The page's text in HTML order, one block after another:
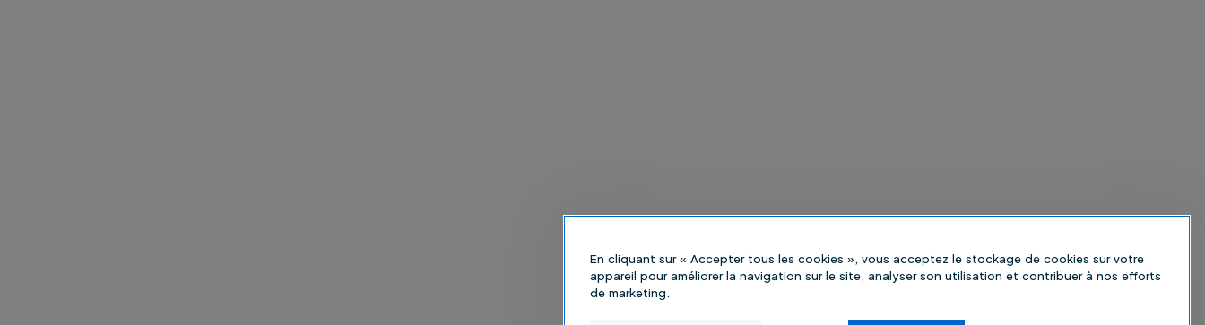
En cliquant sur « Accepter tous les cookies », vous acceptez le stockage de cookies sur votre
appareil pour améliorer la navigation sur le site, analyser son utilisation et contribuer à nos efforts
de marketing.